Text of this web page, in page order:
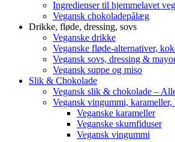
Ingredienser til hjemmelavet
Vegansk chokoladepålæg
Drikke, fløde, dressing, sovs
Veganske drikke
Veganske fløde-alternativer,
Vegansk sovs, dressing &
Vegansk suppe og miso
Slik & Chokolade
Vegansk slik & chokolade –
Vegansk vingummi,
Veganske karameller
Veganske skumfiduser
Vegansk vingummi